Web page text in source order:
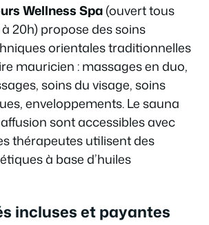
Wellness Spa(ouvert tous
20h) propose des soins
orientales traditionnelles
mauricien : massages en duo,
soins du visage, soins
enveloppements. Le sauna
sont accessibles avec
thérapeutes utilisent des
à base d’huiles
incluses et payantes